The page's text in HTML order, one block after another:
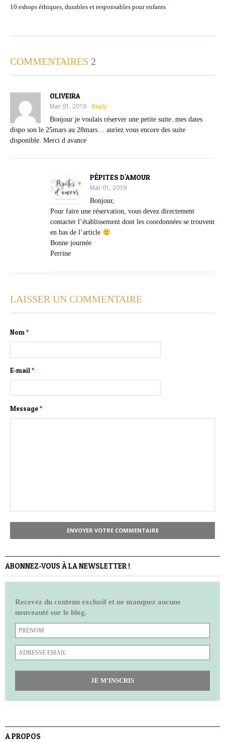
10 eshops éthiques, durables et responsables pour enfants
COMMENTAIRES 2
OLIVEIRA
Mar 01, 2019
Reply
Bonjour je voulais réserver une petite suite..mes dates
dispo son le 25mars au 28mars… auriez vous encore des suite
disponible. Merci d avance
PÉPITES D'AMOUR
Mar 01, 2019
Bonjour,
Pour faire une réservation, vous devez directement
contacter l’établissement dont les coordonnées se trouvent
en bas de l’article
Bonne journée.
Perrine
LAISSER UN COMMENTAIRE
Nom*
E-mail*
Message*
ENVOYER VOTRE COMMENTAIRE
ABONNEZ-VOUS À LA NEWSLETTER !
Recevez du contenu exclusif et ne manquez aucune
nouveauté sur le blog.
JE M’INSCRIS
A PROPOS